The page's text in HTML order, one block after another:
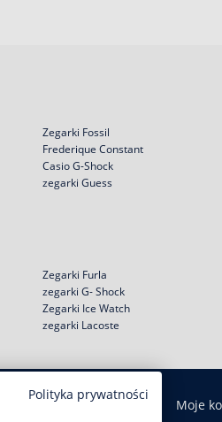
Zegarki Fossil
Frederique Constant
Casio G-Shock
zegarki Guess
Zegarki Furla
zegarki G- Shock
Zegarki Ice Watch
zegarki Lacoste
Moje
Polityka prywatności